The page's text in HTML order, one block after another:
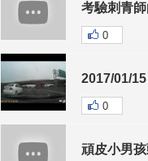
考驗刺青
0
2017/01/
0